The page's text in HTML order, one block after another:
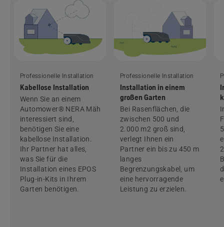
Professionelle Installation
Kabellose Installation
Wenn Sie an einem
Automower® NERA Mähroboter
interessiert sind,
benötigen Sie eine
kabellose Installation.
Ihr Partner hat alles,
was Sie für die
Installation eines EPOS
Plug-in-Kits in Ihrem
Garten benötigen.
Professionelle Installation
Installation in einem
großen Garten
Bei Rasenflächen, die
zwischen 500 und
2.000 m2 groß sind,
verlegt Ihnen ein
Partner ein bis zu 450 m
langes
Begrenzungskabel, um
eine hervorragende
Leistung zu erzielen.